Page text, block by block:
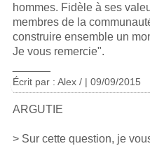
hommes. Fidèle à ses
membres de la
construire ensemble un
Je vous remercie".
Écrit par : Alex / | 09/09/2015
ARGUTIE
> Sur cette question, je